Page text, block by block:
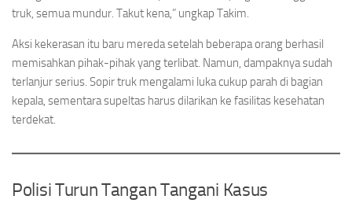
truk, semua mundur. Takut kena,” ungkap Takim.
Aksi kekerasan itu baru mereda setelah beberapa orang berhasil
memisahkan pihak-pihak yang terlibat. Namun, dampaknya sudah
terlanjur serius. Sopir truk mengalami luka cukup parah di bagian
kepala, sementara supeltas harus dilarikan ke fasilitas kesehatan
terdekat.
Polisi Turun Tangan Tangani Kasus